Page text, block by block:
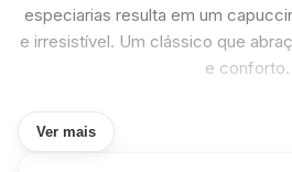
especiarias resulta em um
e irresistível. Um clássico que
e conforto.
Ver mais